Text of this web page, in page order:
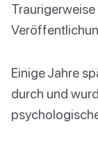
Einige Jahre
durch und